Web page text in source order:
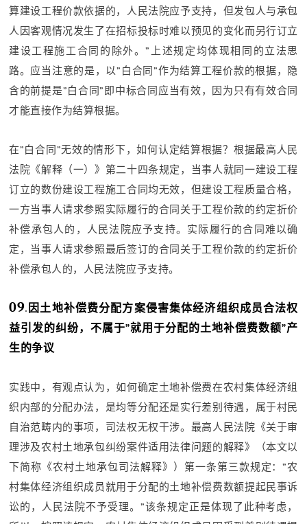
算建设工程价款依据的，人民法院应予支持，但发包人与承包
人因客观情况发生了在招标投标时难以预见的变化而另行订立
建设工程施工合同的除外。”上述规定均体现相同的立法思
路。应当注意的是，以”白合同”作为结算工程价款的根据，隐
含的前提是”白合同”即中标合同应当有效，因为只有有效合同
才能直接作为结算根据。
在”白合同”无效的情形下，如何认定结算根据？根据最高人民
法院《解释（一）》第二十四条规定，当事人就同一建设工程
订立的数份建设工程施工合同均无效，但建设工程质量合格，
一方当事人请求参照实际履行的合同关于工程价款的约定折价
补偿承包人的，人民法院应予支持。实际履行的合同难以确
定，当事人请求参照最后签订的合同关于工程价款的约定折价
补偿承包人的，人民法院应予支持。
09. 因土地补偿费分配方案侵害集体经济组织成员合法权
益引发的纠纷，不属于”就用于分配的土地补偿费数额”产
生的争议
实践中，有观点认为，如何确定土地补偿费在农村集体经济组
织内部的分配办法，是均等分配还是实行差别待遇，属于村民
自治范畴内的事项，司法权无权干涉。最高人民法院《关于审
理涉及农村土地承包纠纷案件适用法律问题的解释》（本文以
下简称《农村土地承包司法解释》）第一条第三款规定：”农
村集体经济组织成员就用于分配的土地补偿费数额提起民事诉
讼的，人民法院不予受理。”该条规定正是体现了此种考虑，